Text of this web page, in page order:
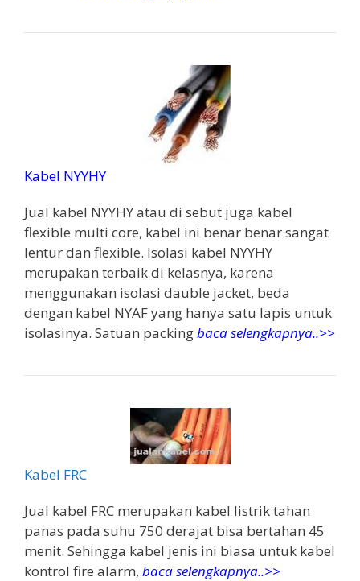
Kabel NYYHY
Jual kabel NYYHY atau di sebut juga kabel
flexible multi core, kabel ini benar benar sangat
lentur dan flexible. Isolasi kabel NYYHY
merupakan terbaik di kelasnya, karena
menggunakan isolasi dauble jacket, beda
dengan kabel NYAF yang hanya satu lapis untuk
isolasinya. Satuan packingbaca selengkapnya..>>
Kabel FRC
Jual kabel FRC merupakan kabel listrik tahan
panas pada suhu 750 derajat bisa bertahan 45
menit. Sehingga kabel jenis ini biasa untuk kabel
kontrol fire alarm, baca selengkapnya..>>